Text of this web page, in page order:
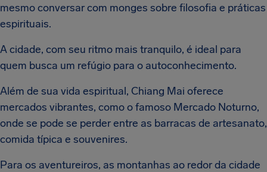
mesmo conversar com monges sobre filosofia e práticas
espirituais.
A cidade, com seu ritmo mais tranquilo, é ideal para
quem busca um refúgio para o autoconhecimento.
Além de sua vida espiritual, Chiang Mai oferece
mercados vibrantes, como o famoso Mercado Noturno,
onde se pode se perder entre as barracas de artesanato,
comida típica e souvenires.
Para os aventureiros, as montanhas ao redor da cidade